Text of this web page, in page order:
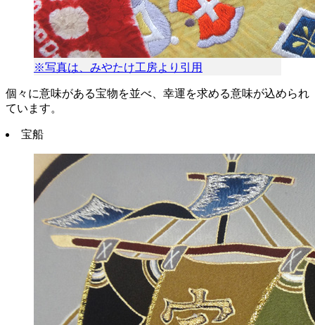
※写真は、みやたけ工房より引用
個々に意味がある宝物を並べ、幸運を求める意味が込められ
ています。
宝船